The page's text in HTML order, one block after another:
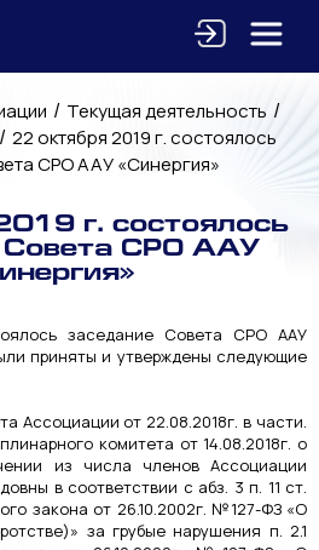
/ Текущая деятельность /
/ 22 октября 2019 г. состоялось
СРО ААУ «Синергия»
г. состоялось
Совета СРО ААУ
заседание Совета СРО ААУ
приняты и утверждены следующие
Ассоциации от 22.08.2018г. в части.
комитета от 14.08.2018г. о
из числа членов Ассоциации
в соответствии с абз. 3 п. 11 ст.
закона от 26.10.2002г. №127-ФЗ «О
за грубые нарушения п. 2.1